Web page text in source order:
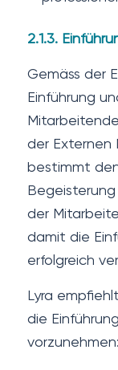
2.1.3.
Gemäss der
Einführung
der Externen
bestimmt
der
damit die
erfolgreich
Lyra
die
vorzunehmen: